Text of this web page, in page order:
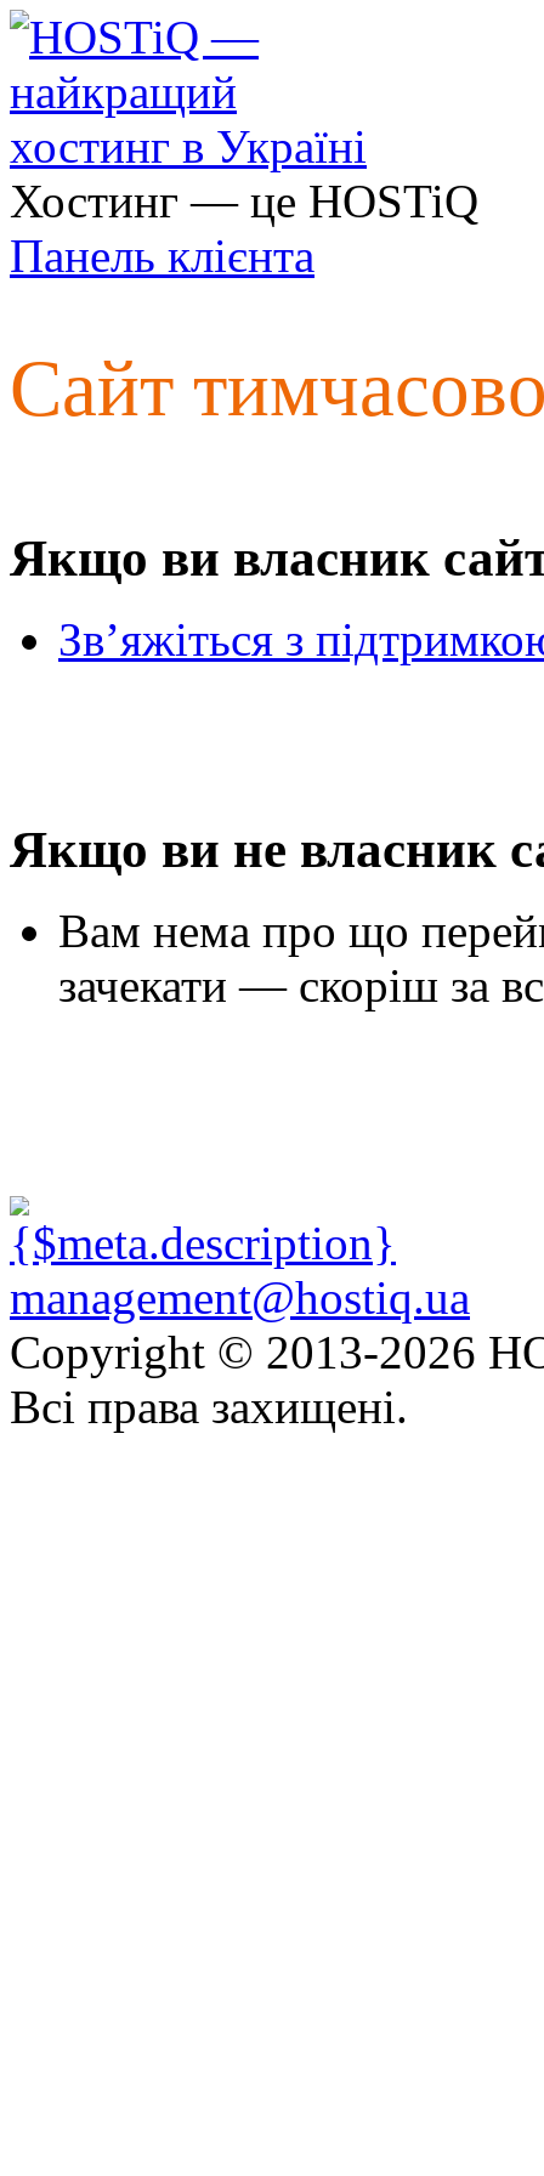
Хостинг — це HOSTiQ
Панель клієнта
Сайт
Якщо ви власник
Зв’яжіться з
Якщо ви не власник
Вам нема про що
зачекати — скоріш за
management@hostiq.ua
Copyright © 2013-2026
Всі права захищені.